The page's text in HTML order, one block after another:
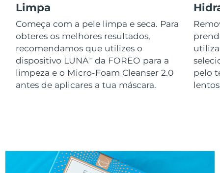
Limpa
Começa com a pele limpa e seca. Para
obteres os melhores resultados,
recomendamos que utilizes o
dispositivo LUNATM
da FOREO para a
limpeza e o Micro-Foam Cleanser 2.0
antes de aplicares a tua máscara.
pelo